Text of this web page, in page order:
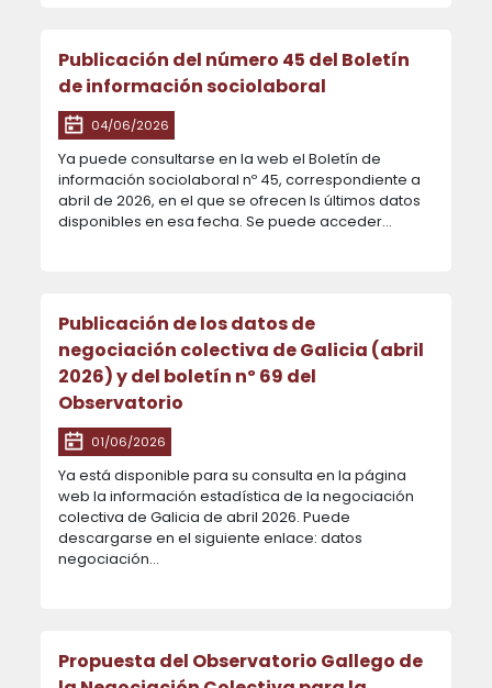
Publicación del número 45 del Boletín
de información sociolaboral
04/06/2026
Ya puede consultarse en la web el Boletín de
información sociolaboral nº 45, correspondiente a
abril de 2026, en el que se ofrecen ls últimos datos
disponibles en esa fecha. Se puede acceder...
Publicación de los datos de
negociación colectiva de Galicia (abril
2026) y del boletín nº 69 del
Observatorio
01/06/2026
Ya está disponible para su consulta en la página
web la información estadística de la negociación
colectiva de Galicia de abril 2026. Puede
descargarse en el siguiente enlace: datos
negociación...
Propuesta del Observatorio Gallego de